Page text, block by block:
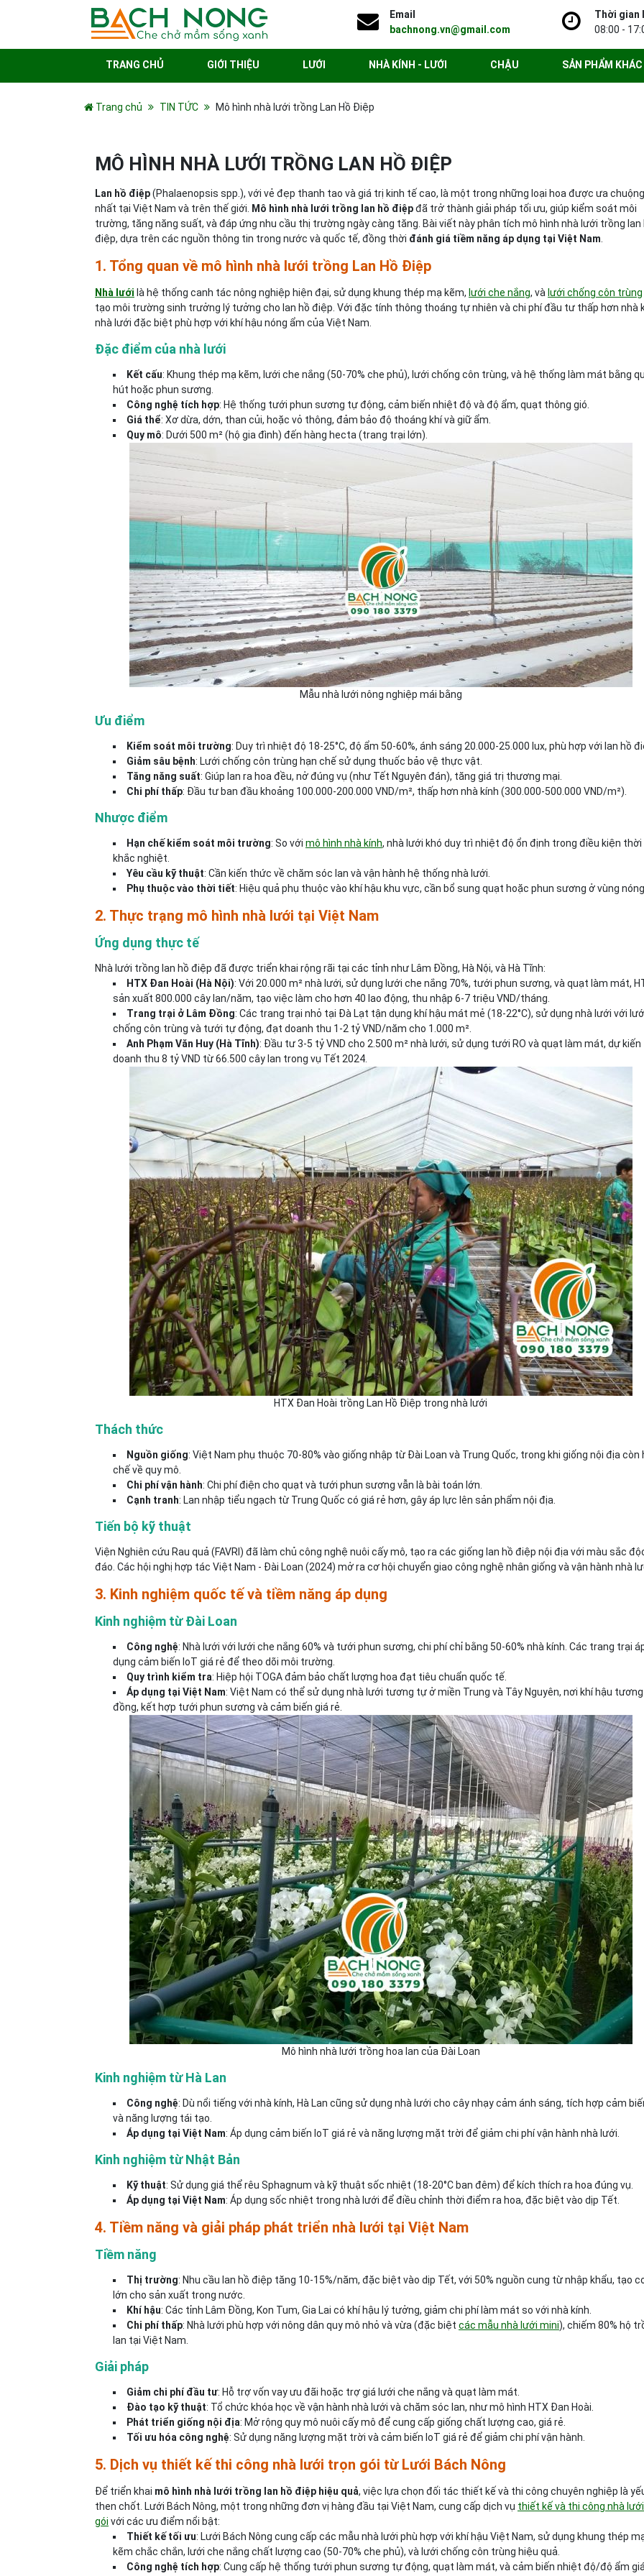
Email
bachnong.vn@gmail.com
Thời gian
08:00 -
TRANG CHỦ GIỚI THIỆU LƯỚI NHÀ KÍNH - LƯỚI CHẬU SẢN PHẨM KHÁC
Trang chủ TIN TỨC Mô hình nhà lưới trồng Lan Hồ Điệp
MÔ HÌNH NHÀ LƯỚI TRỒNG LAN HỒ ĐIỆP
Lan hồ điệp(Phalaenopsis spp.), với vẻ đẹp thanh tao và giá trị kinh tế cao, là một trong những loại hoa được ưa chuộng
nhất tại Việt Nam và trên thế giới.
Mô hình nhà lưới trồng lan hồ điệpđã trở thành giải pháp tối ưu, giúp kiểm soát môi
trường, tăng năng suất, và đáp ứng nhu cầu thị trường ngày càng tăng. Bài viết này phân tích mô hình nhà lưới trồng lan
điệp, dựa trên các nguồn thông tin trong nước và quốc tế, đồng thời đánh giá tiềm năng áp dụng tại Việt Nam
1. Tổng quan về mô hình nhà lưới trồng Lan Hồ Điệp
Nhà lưới là hệ thống canh tác nông nghiệp hiện đại, sử dụng khung thép mạ kẽm, lưới che nắng, và lưới chống côn trùng
tạo môi trường sinh trưởng lý tưởng cho lan hồ điệp. Với đặc tính thông thoáng tự nhiên và chi phí đầu tư thấp hơn nhà
nhà lưới đặc biệt phù hợp với khí hậu nóng ẩm của Việt Nam.
Đặc điểm của nhà lưới
Kết cấu: Khung thép mạ kẽm, lưới che nắng (50-70% che phủ), lưới chống côn trùng, và hệ thống làm mát bằng
hút hoặc phun sương.
Công nghệ tích hợp: Hệ thống tưới phun sương tự động, cảm biến nhiệt độ và độ ẩm, quạt thông gió.
Giá thể: Xơ dừa, dớn, than củi, hoặc vỏ thông, đảm bảo độ thoáng khí và giữ ẩm.
Quy mô: Dưới 500 m² (hộ gia đình) đến hàng hecta (trang trại lớn).
Mẫu nhà lưới nông nghiệp mái bằng
Ưu điểm
Kiểm soát môi trường: Duy trì nhiệt độ 18-25°C, độ ẩm 50-60%, ánh sáng 20.000-25.000 lux, phù hợp với lan hồ
Giảm sâu bệnh: Lưới chống côn trùng hạn chế sử dụng thuốc bảo vệ thực vật.
Tăng năng suất: Giúp lan ra hoa đều, nở đúng vụ (như Tết Nguyên đán), tăng giá trị thương mại.
Chi phí thấp: Đầu tư ban đầu khoảng 100.000-200.000 VND/m², thấp hơn nhà kính (300.000-500.000 VND/m²).
Nhược điểm
Hạn chế kiểm soát môi trường: So với mô hình nhà kính, nhà lưới khó duy trì nhiệt độ ổn định trong điều kiện
khắc nghiệt.
Yêu cầu kỹ thuật: Cần kiến thức về chăm sóc lan và vận hành hệ thống nhà lưới.
Phụ thuộc vào thời tiết: Hiệu quả phụ thuộc vào khí hậu khu vực, cần bổ sung quạt hoặc phun sương ở vùng nóng.
2. Thực trạng mô hình nhà lưới tại Việt Nam
Ứng dụng thực tế
Nhà lưới trồng lan hồ điệp đã được triển khai rộng rãi tại các tỉnh như Lâm Đồng, Hà Nội, và Hà Tĩnh:
HTX Đan Hoài (Hà Nội): Với 20.000 m² nhà lưới, sử dụng lưới che nắng 70%, tưới phun sương, và quạt làm mát,
sản xuất 800.000 cây lan/năm, tạo việc làm cho hơn 40 lao động, thu nhập 6-7 triệu VND/tháng.
Trang trại ở Lâm Đồng: Các trang trại nhỏ tại Đà Lạt tận dụng khí hậu mát mẻ (18-22°C), sử dụng nhà lưới với
chống côn trùng và tưới tự động, đạt doanh thu 1-2 tỷ VND/năm cho 1.000 m².
Anh Phạm Văn Huy (Hà Tĩnh): Đầu tư 3-5 tỷ VND cho 2.500 m² nhà lưới, sử dụng tưới RO và quạt làm mát, dự kiến
doanh thu 8 tỷ VND từ 66.500 cây lan trong vụ Tết 2024.
HTX Đan Hoài trồng Lan Hồ Điệp trong nhà lưới
Thách thức
Nguồn giống: Việt Nam phụ thuộc 70-80% vào giống nhập từ Đài Loan và Trung Quốc, trong khi giống nội địa còn
chế về quy mô.
Chi phí vận hành: Chi phí điện cho quạt và tưới phun sương vẫn là bài toán lớn.
Cạnh tranh: Lan nhập tiểu ngạch từ Trung Quốc có giá rẻ hơn, gây áp lực lên sản phẩm nội địa.
Tiến bộ kỹ thuật
Viện Nghiên cứu Rau quả (FAVRI) đã làm chủ công nghệ nuôi cấy mô, tạo ra các giống lan hồ điệp nội địa với màu sắc
đáo. Các hội nghị hợp tác Việt Nam - Đài Loan (2024) mở ra cơ hội chuyển giao công nghệ nhân giống và vận hành nhà
3. Kinh nghiệm quốc tế và tiềm năng áp dụng
Kinh nghiệm từ Đài Loan
Công nghệ: Nhà lưới với lưới che nắng 60% và tưới phun sương, chi phí chỉ bằng 50-60% nhà kính. Các trang trại
dụng cảm biến IoT giá rẻ để theo dõi môi trường.
Quy trình kiểm tra: Hiệp hội TOGA đảm bảo chất lượng hoa đạt tiêu chuẩn quốc tế.
Áp dụng tại Việt Nam: Việt Nam có thể sử dụng nhà lưới tương tự ở miền Trung và Tây Nguyên, nơi khí hậu tương
đồng, kết hợp tưới phun sương và cảm biến giá rẻ.
Mô hình nhà lưới trồng hoa lan của Đài Loan
Kinh nghiệm từ Hà Lan
Công nghệ: Dù nổi tiếng với nhà kính, Hà Lan cũng sử dụng nhà lưới cho cây nhạy cảm ánh sáng, tích hợp cảm
và năng lượng tái tạo.
Áp dụng tại Việt Nam: Áp dụng cảm biến IoT giá rẻ và năng lượng mặt trời để giảm chi phí vận hành nhà lưới.
Kinh nghiệm từ Nhật Bản
Kỹ thuật: Sử dụng giá thể rêu Sphagnum và kỹ thuật sốc nhiệt (18-20°C ban đêm) để kích thích ra hoa đúng vụ.
Áp dụng tại Việt Nam: Áp dụng sốc nhiệt trong nhà lưới để điều chỉnh thời điểm ra hoa, đặc biệt vào dịp Tết.
4. Tiềm năng và giải pháp phát triển nhà lưới tại Việt Nam
Tiềm năng
Thị trường: Nhu cầu lan hồ điệp tăng 10-15%/năm, đặc biệt vào dịp Tết, với 50% nguồn cung từ nhập khẩu, tạo
lớn cho sản xuất trong nước.
Khí hậu: Các tỉnh Lâm Đồng, Kon Tum, Gia Lai có khí hậu lý tưởng, giảm chi phí làm mát so với nhà kính.
Chi phí thấp: Nhà lưới phù hợp với nông dân quy mô nhỏ và vừa (đặc biệt các mẫu nhà lưới mini), chiếm 80% hộ
lan tại Việt Nam.
Giải pháp
Giảm chi phí đầu tư: Hỗ trợ vốn vay ưu đãi hoặc trợ giá lưới che nắng và quạt làm mát.
Đào tạo kỹ thuật: Tổ chức khóa học về vận hành nhà lưới và chăm sóc lan, như mô hình HTX Đan Hoài.
Phát triển giống nội địa: Mở rộng quy mô nuôi cấy mô để cung cấp giống chất lượng cao, giá rẻ.
Tối ưu hóa công nghệ: Sử dụng năng lượng mặt trời và cảm biến IoT giá rẻ để giảm chi phí vận hành.
5. Dịch vụ thiết kế thi công nhà lưới trọn gói từ Lưới Bách Nông
Để triển khai mô hình nhà lưới trồng lan hồ điệp hiệu quả, việc lựa chọn đối tác thiết kế và thi công chuyên nghiệp là
then chốt. Lưới Bách Nông, một trong những đơn vị hàng đầu tại Việt Nam, cung cấp dịch vụ thiết kế và thi công nhà
gói với các ưu điểm nổi bật:
Thiết kế tối ưu: Lưới Bách Nông cung cấp các mẫu nhà lưới phù hợp với khí hậu Việt Nam, sử dụng khung thép
kẽm chắc chắn, lưới che nắng chất lượng cao (50-70% che phủ), và lưới chống côn trùng hiệu quả.
Công nghệ tích hợp: Cung cấp hệ thống tưới phun sương tự động, quạt làm mát, và cảm biến nhiệt độ/độ ẩm